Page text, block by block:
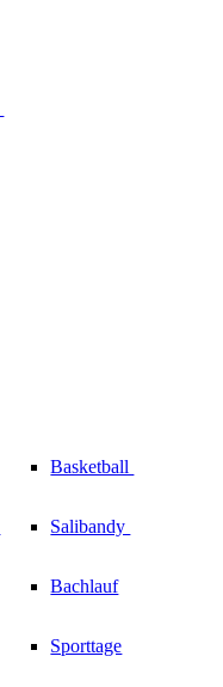
Basketball
Salibandy
Bachlauf
Sporttage